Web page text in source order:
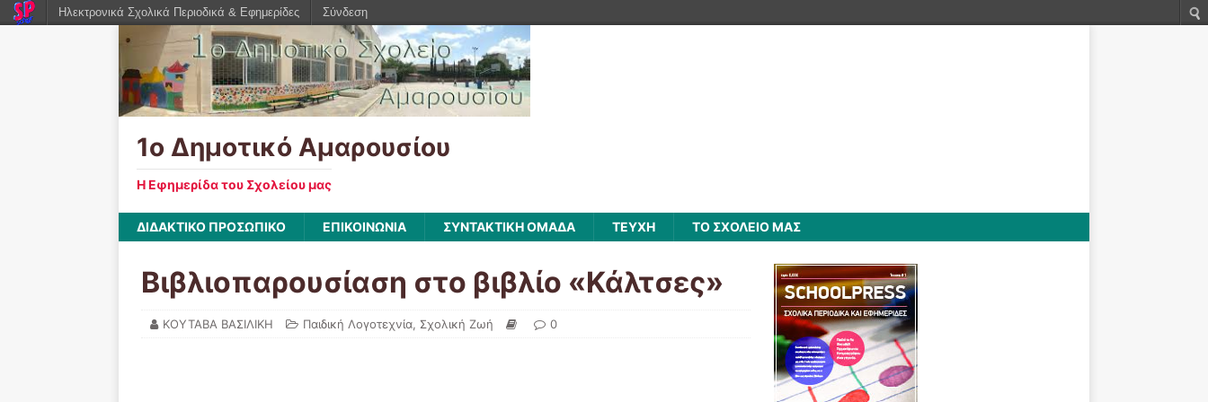
1ο Δημοτικό Αμαρουσίου
Η Εφημερίδα του Σχολείου μας
ΔΙΔΑΚΤΙΚΟ ΠΡΟΣΩΠΙΚΟ ΕΠΙΚΟΙΝΩΝΙΑ ΣΥΝΤΑΚΤΙΚΗ ΟΜΑΔΑ ΤΕΥΧΗ ΤΟ ΣΧΟΛΕΙΟ ΜΑΣ
Βιβλιοπαρουσίαση στο βιβλίο «Κάλτσες»
ΚΟΥΤΑΒΑ ΒΑΣΙΛΙΚΗ Παιδική Λογοτεχνία, Σχολική Ζωή 0
Ηλεκτρονικά Σχολικά Περιοδικά & Εφημερίδες Σύνδεση